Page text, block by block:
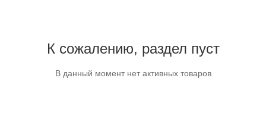
К сожалению, раздел пуст
В данный момент нет активных товаров